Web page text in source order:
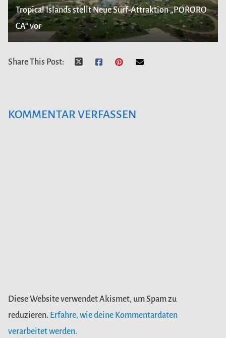
Tropical Islands stellt Neue Surf-Attraktion „PORORO
CA“ vor
Share This Post:
KOMMENTAR VERFASSEN
Diese Website verwendet Akismet, um Spam zu
reduzieren. Erfahre, wie deine Kommentardaten
verarbeitet werden.